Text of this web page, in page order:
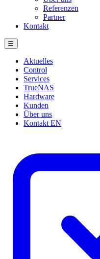
Referenzen
Partner
Kontakt
☰
Aktuelles
Control
Services
TrueNAS
Hardware
Kunden
Über uns
Kontakt EN